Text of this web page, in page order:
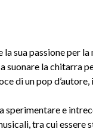
la sua passione per
suonare la chitarra
di un pop
sperimentare e
tra cui